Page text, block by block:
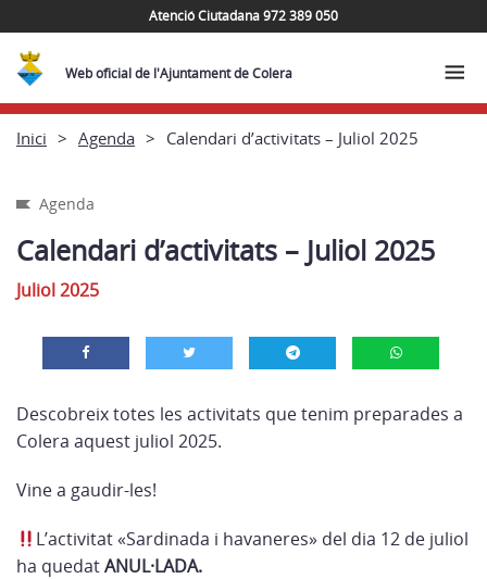
Atenció Ciutadana 972 389 050
Web oficial de l'Ajuntament de Colera
Inici Agenda Calendari d’activitats – Juliol 2025
Agenda
Calendari d’activitats – Juliol 2025
Juliol 2025
Descobreix totes les activitats que tenim preparades a
Colera aquest juliol 2025.
Vine a gaudir-les!
L’activitat «Sardinada i havaneres» del dia 12 de juliol
ha quedatANUL·LADA.